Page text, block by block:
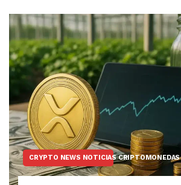
CRYPTO NEWS NOTICIAS CRIPTOMONEDAS